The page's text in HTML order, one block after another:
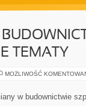
TEMATY
MOŻLIWOŚĆ
w budownictwie